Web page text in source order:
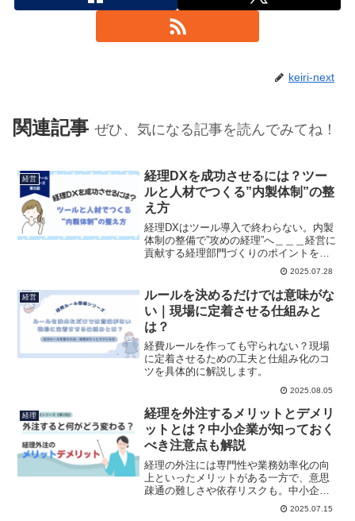
keiri-next
関連記事 ぜひ、気になる記事を読んでみてね！
経営
経理DXを成功させるには？ツー
ルと人材でつくる”内製体制”の整
え方
経理DXはツール導入で終わらない。内製
体制の整備で”攻めの経理”へ＿＿＿経営に
貢献する経理部門づくりのポイントを事
2025.07.28
経営
ルールを決めるだけでは意味がな
い｜現場に定着させる仕組みと
は？
経費ルールを作っても守られない？現場
に定着させるための工夫と仕組み化のコ
ツを具体的に解説します。
2025.08.05
経理
経理を外注するメリットとデメリ
ットとは？中小企業が知っておく
べき注意点も解説
経理の外注には専門性や業務効率化の向
上といったメリットがある一方で、意思
疎通の難しさや依存リスクも。中小企業
が注意すべきポイントをわかりやすく解
2025.07.15